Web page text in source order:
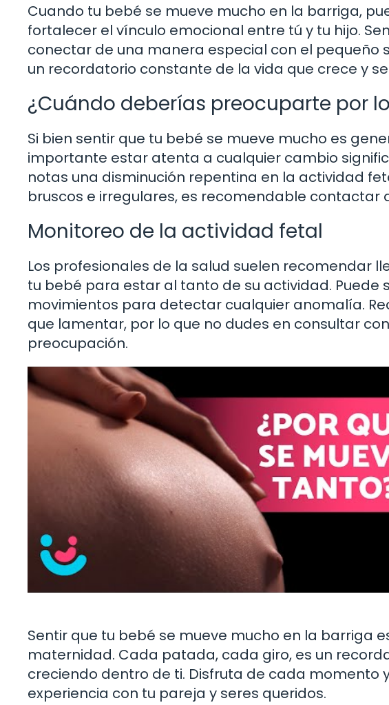
Cuando tu bebé se mueve mucho en la barriga,
fortalecer el vínculo emocional entre tú y tu hijo.
conectar de una manera especial con el pequeño
un recordatorio constante de la vida que crece y
¿Cuándo deberías preocuparte por
Si bien sentir que tu bebé se mueve mucho es
importante estar atenta a cualquier cambio
notas una disminución repentina en la actividad
bruscos e irregulares, es recomendable contactar
Monitoreo de la actividad fetal
Los profesionales de la salud suelen recomendar
tu bebé para estar al tanto de su actividad. Puede
movimientos para detectar cualquier anomalía.
que lamentar, por lo que no dudes en consultar
preocupación.
Sentir que tu bebé se mueve mucho en la barriga
maternidad. Cada patada, cada giro, es un
creciendo dentro de ti. Disfruta de cada momento
experiencia con tu pareja y seres queridos.